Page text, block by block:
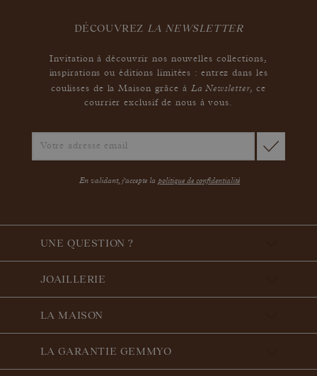
DÉCOUVREZ LA NEWSLETTER
Invitation à découvrir nos nouvelles collections,
inspirations ou éditions limitées : entrez dans les
coulisses de la Maison grâce à La Newsletter,ce
courrier exclusif de nous à vous.
En validant, j'accepte la politique de confidentialité
UNE QUESTION ?
JOAILLERIE
LA MAISON
LA GARANTIE GEMMYO